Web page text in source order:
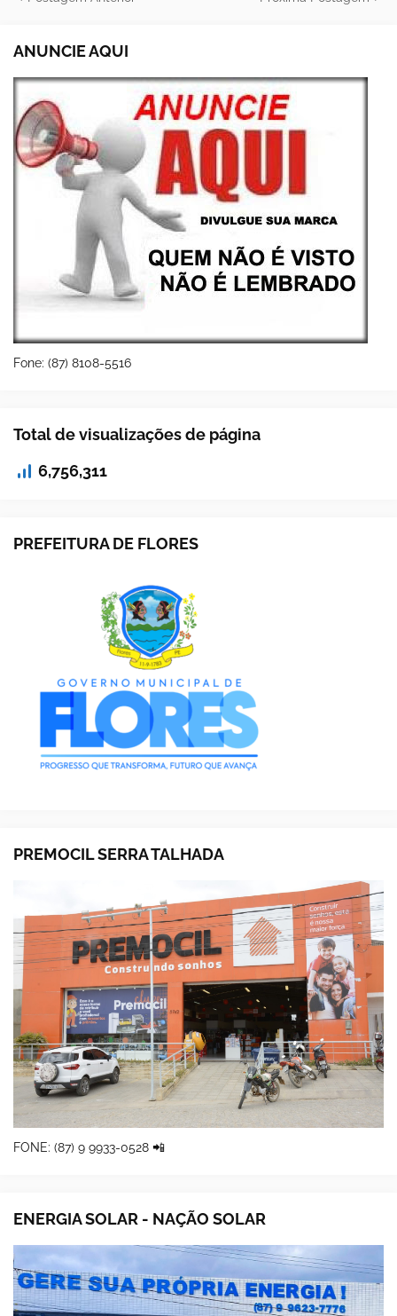
ANUNCIE AQUI
Fone: (87) 8108-5516
Total de visualizações de página
6,756,311
PREFEITURA DE FLORES
PREMOCIL SERRA TALHADA
FONE: (87) 9 9933-0528 📲
ENERGIA SOLAR - NAÇÃO SOLAR